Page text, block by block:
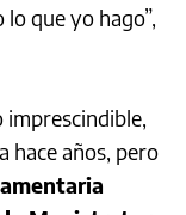
que yo hago”,
imprescindible,
hace años, pero